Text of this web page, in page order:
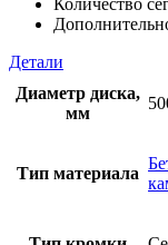
Детали
Диаметр диска,
мм
Тип материала